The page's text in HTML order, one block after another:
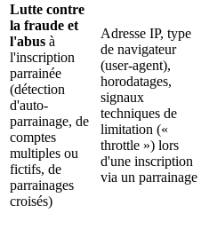
Lutte contre
la fraude et
l'abus à
l'inscription
parrainée
(détection
d'auto-
parrainage, de
comptes
multiples ou
fictifs, de
parrainages
croisés)
Adresse IP, type
de navigateur
(user-agent),
horodatages,
signaux
techniques de
limitation («
throttle ») lors
d'une inscription
via un parrainage